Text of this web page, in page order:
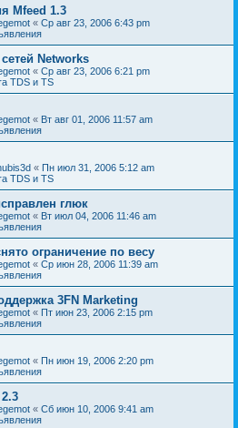
Mfeed 1.3
« Ср авг 23, 2006 6:43 pm
Networks
« Ср авг 23, 2006 6:21 pm
TDS и TS
« Вт авг 01, 2006 11:57 am
« Пн июл 31, 2006 5:12 am
TDS и TS
глюк
« Вт июл 04, 2006 11:46 am
ограничение по весу
« Ср июн 28, 2006 11:39 am
3FN Marketing
« Пт июн 23, 2006 2:15 pm
« Пн июн 19, 2006 2:20 pm
« Сб июн 10, 2006 9:41 am